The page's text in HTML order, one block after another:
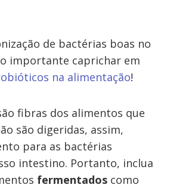
de bactérias boas no
importante caprichar em
na alimentação!
fibras dos alimentos que
são digeridas, assim,
para as bactérias
intestino. Portanto, inclua
fermentados como